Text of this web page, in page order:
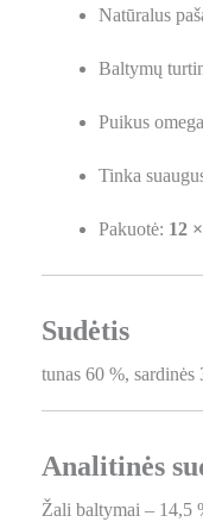
Natūralus
Baltymų
Puikus
Tinka
Pakuotė: 12
Sudėtis
tunas 60 %,
Analitinės
Žali baltymai – 14,5